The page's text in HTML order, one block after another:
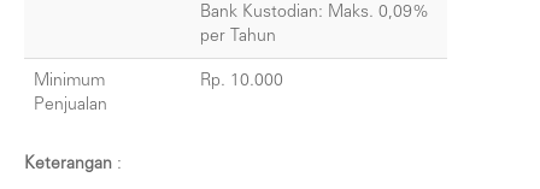
Bank Kustodian: Maks. 0,09%
per Tahun
Minimum
Penjualan
Rp. 10.000
Keterangan :